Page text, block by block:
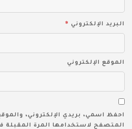
البريد الإلكتروني *
الموقع الإلكتروني
احفظ اسمي، بريدي الإلكتروني،
المتصفح لاستخدامها المرة المقبلة